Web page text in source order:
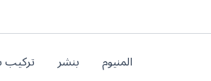
المنيوم بنشر